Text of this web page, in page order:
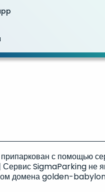
с помощью
SigmaParking не
домена golden-